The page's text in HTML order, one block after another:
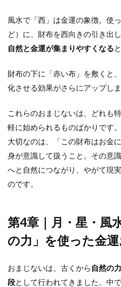
風水で「西」は金運の象徴。使
ど）に、財布を西向きの引き出
自然と金運が集まりやすくなる
財布の下に「赤い布」を敷くと
化させる効果がさらにアップしま
これらのおまじないは、どれも
軽に始められるものばかりです。
大切なのは、「この財布はお金
身が意識して扱うこと。その意
へと自然につながり、やがて現
のです。
第4章｜月・星・風
の力」を使った金
おまじないは、古くから 自然の
段として行われてきました。中